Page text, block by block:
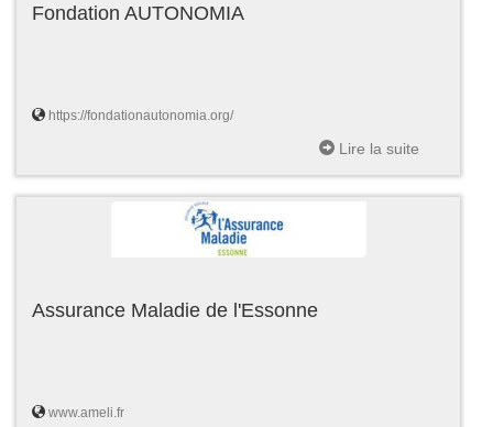
Fondation AUTONOMIA
https://fondationautonomia.org/
Lire la suite
Assurance Maladie de l'Essonne
www.ameli.fr